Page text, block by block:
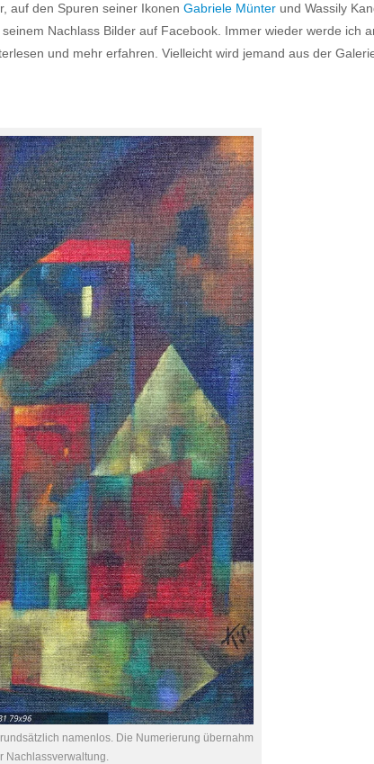
auf den Spuren seiner Ikonen Gabriele Münter und Wassily
Nachlass Bilder auf Facebook. Immer wieder werde ich
und mehr erfahren. Vielleicht wird jemand aus der
namenlos. Die Numerierung übernahm
Nachlassverwaltung.